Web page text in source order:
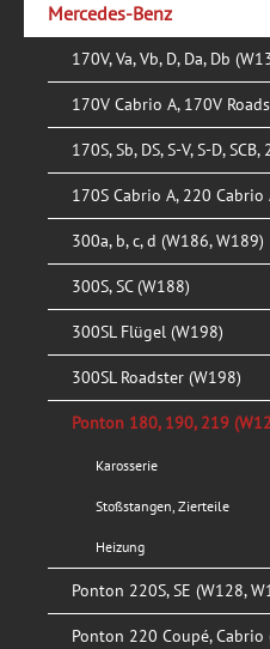
Mercedes-Benz
170V, Va, Vb, D, Da, Db
170V Cabrio A, 170V
170S, Sb, DS, S-V, S-D,
170S Cabrio A, 220 Cabrio
300a, b, c, d (W186, W189)
300S, SC (W188)
300SL Flügel (W198)
300SL Roadster (W198)
Ponton 180, 190, 219
Karosserie
Stoßstangen, Zierteile
Heizung
Ponton 220S, SE (W128,
Ponton 220 Coupé, Cabrio